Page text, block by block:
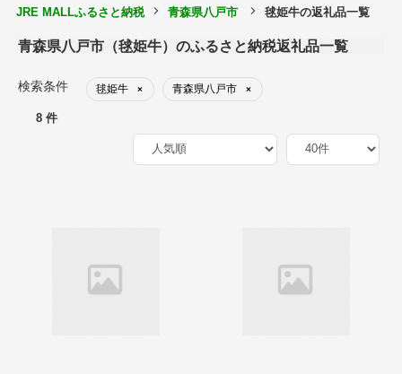
JRE MALLふるさと納税 青森県八戸市 毬姫牛の返礼品一覧
青森県八戸市（毬姫牛）のふるさと納税返礼品一覧
検索条件 毬姫牛 × 青森県八戸市 ×
8 件